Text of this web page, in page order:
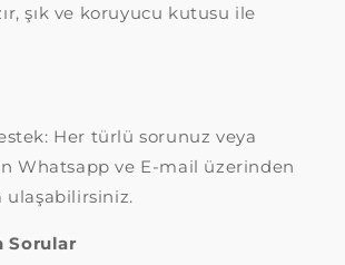
şık ve koruyucu kutusu ile
Her türlü sorunuz veya
Whatsapp ve E-mail üzerinden
ulaşabilirsiniz.
Sorular